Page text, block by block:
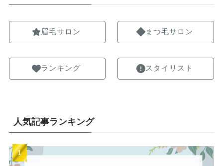
眉毛サロン
ランキング
まつ毛サロン
スタイリスト
人気記事ランキング